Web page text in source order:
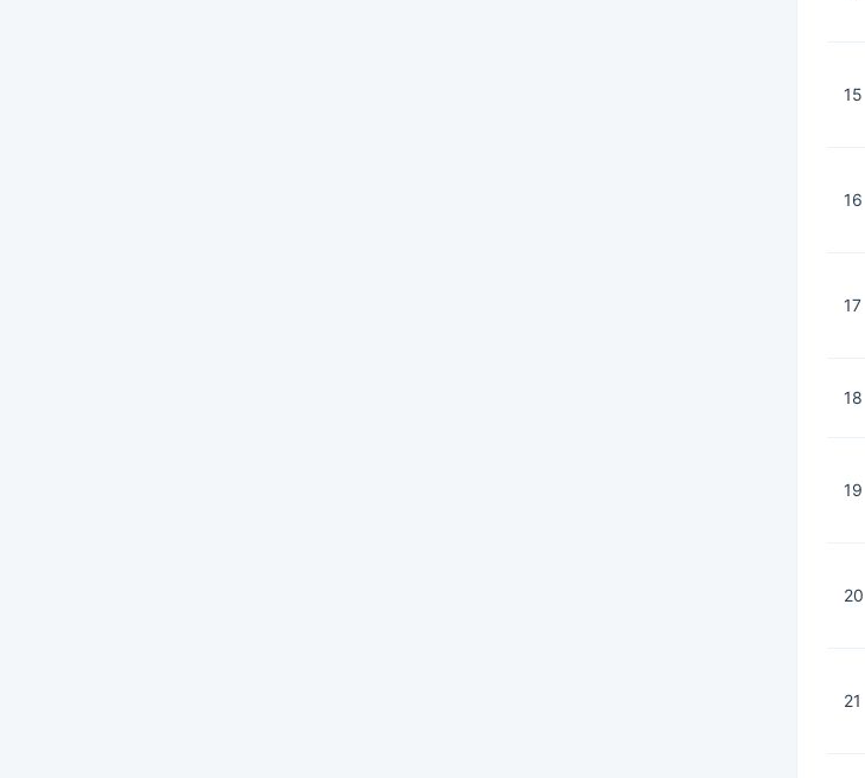
15
16
17
18
19
20
21